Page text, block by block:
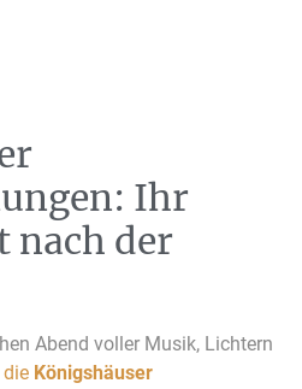
Ihr
nach der
Abend voller Musik, Lichtern
die Königshäuser